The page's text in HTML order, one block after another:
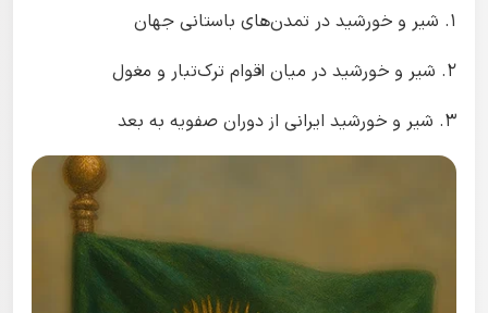
۱. شیر و خورشید در تمدن‌های باستانی جهان
۲. شیر و خورشید در میان اقوام ترک‌تبار و مغول
۳. شیر و خورشید ایرانی از دوران صفویه به بعد